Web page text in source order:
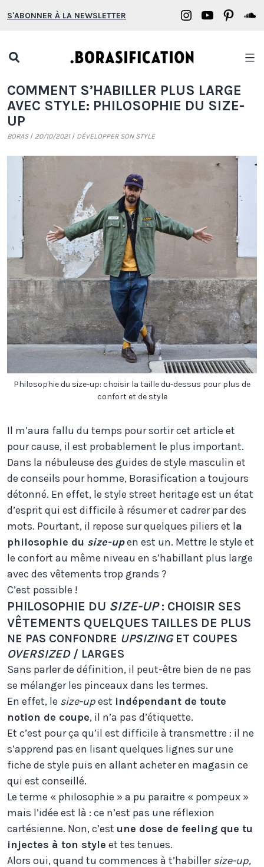
au
S'ABONNER À LA NEWSLETTER
Borasification
popup
COMMENT S’HABILLER PLUS LARGE
AVEC STYLE: PHILOSOPHIE DU SIZE-
UP
BORAS 20/10/2021 DÉVELOPPER SON STYLE
Philosophie du size-up: choisir la taille du-dessus pour plus de
confort et de style
Il m’aura fallu du temps pour sortir cet article et
pour cause, il est probablement le plus important.
Dans la nébuleuse des guides de style masculin et
de conseils pour homme, Borasification a toujours
détonné. En effet, le style street heritage est un état
d’esprit qui est difficile à résumer et cadrer par des
mots. Pourtant, il repose sur quelques piliers et la
philosophie du size-upen est un. Mettre le style et
le confort au même niveau en s’habillant plus large
avec des vêtements trop grands ?
C’est possible !
PHILOSOPHIE DU SIZE-UP: CHOISIR SES
VÊTEMENTS QUELQUES TAILLES DE PLUS
NE PAS CONFONDRE UPSIZINGET COUPES
OVERSIZED/ LARGES
Sans parler de définition, il peut-être bien de ne pas
se mélanger les pinceaux dans les termes.
En effet, le size-upest indépendant de toute
notion de coupe, il n’a pas d’étiquette.
Et c’est pour ça qu’il est difficile à transmettre : il ne
s’apprend pas en lisant quelques lignes sur une
fiche de style puis en allant acheter en magasin ce
qui est conseillé.
Le terme « philosophie » a pu paraitre « pompeux »
mais l’idée est là : ce n’est pas une réflexion
cartésienne. Non, c’est une dose de feeling que tu
injectes à ton style et tes tenues.
Alors oui, quand tu commences à t’habillersize-up,